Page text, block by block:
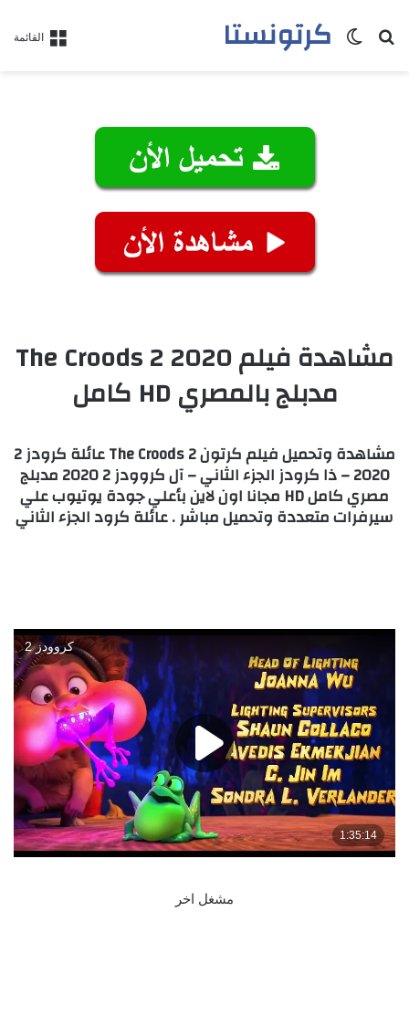
القائمة كرتونستابحث عنالوضع المظلم
مشاهدة فيلم The Croods 2 2020
مدبلج بالمصري HD كامل
مشاهدة وتحميل فيلم كرتون The Croods 2 عائلة كرودز 2
2020 – ذا كرودز الجزء الثاني – آل كروودز 2 2020 مدبلج
مصري كامل HD مجانا اون لاين بأعلي جودة يوتيوب علي
سيرفرات متعددة وتحميل مباشر . عائلة كرود الجزء الثاني
مشغل اخر